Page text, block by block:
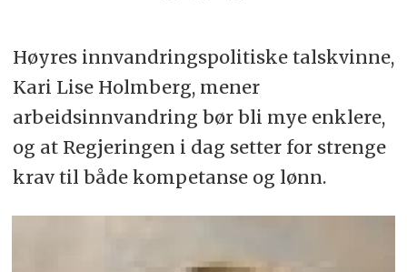
Høyres innvandringspolitiske talskvinne,
Kari Lise Holmberg, mener
arbeidsinnvandring bør bli mye enklere,
og at Regjeringen i dag setter for strenge
krav til både kompetanse og lønn.